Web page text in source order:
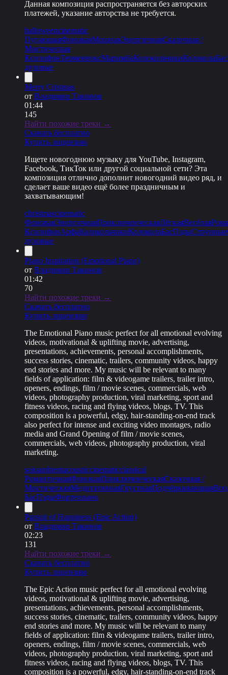
Данная композиция распространяется без авторских
платежей, указание авторства не требуется.
halloweencinematic
ПугающаяФоноваяМощнаяЭнергичнаяСказочная /
Мистическая
КсилофонТерменвоксМаримбаКолокольчикиКолоколаБас
духовые
Merry Cristmas
от Владимир Такинов
01:44
145
Найти похожие треки →
Скачать бесплатно
Купить лицензию
Ищете новогоднюю музыку для YouTube, Instagram,
Facebook, ТикТок или другой социальной сети? Эта
композиция отлично дополнит новогодний видео ряд, и
сделает ваше видео ещё более праздничным и
захватывающим!
christmascinematic
ФоноваяЭнергичнаяПриключенческаяЛёгкаяВесёлая
КсилофонАрфаКолокольчикиКолоколаБасПэдыСтрунные
духовые
Piano Inspiration (Emotional Piano)
от Владимир Такинов
01:42
70
Найти похожие треки →
Скачать бесплатно
Купить лицензию
The Emotional Piano music perfect for all emotional evolving
videos, motivational & uplifting movie, advertising,
presentations, achievements, personal accomplishments,
success stories, cinematic, trailers, community videos, happy
end stories and more. My music will be relevant to many
fields of application: film & videogame trailers, trailer intro,
openers, endings, film / movie scenes, commercials, web
videos, photography production, viral marketing, sport and
fitness videos, racing and flying videos, blogs, TV. This
composition is a powerful, edgy, hair-standing-on-end track
also perfect for intense and exciting video montages, radio
media and Grand Opening of film / movie scenes,
commercials, web videos, photography production, viral
marketing.
soloambientacousticcinematicclassical
РомантичнаяФоноваяПриключенческаяСказочная /
МистическаяМедитативнаяГрустнаяПодчёркивающая
БасПэдыФортепиано
Pursuit of Happiness (Epic Action)
от Владимир Такинов
02:23
131
Найти похожие треки →
Скачать бесплатно
Купить лицензию
The Epic Action music perfect for all emotional evolving
videos, motivational & uplifting movie, advertising,
presentations, achievements, personal accomplishments,
success stories, cinematic, trailers, community videos, happy
end stories and more. My music will be relevant to many
fields of application: film & videogame trailers, trailer intro,
openers, endings, film / movie scenes, commercials, web
videos, photography production, viral marketing, sport and
fitness videos, racing and flying videos, blogs, TV. This
composition is a powerful, edgy, hair-standing-on-end track